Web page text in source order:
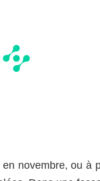
novembre, ou à